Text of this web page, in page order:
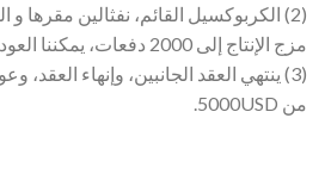
(2) الكربوكسيل القائم، نفثالين مقرها
مزج الإنتاج إلى 2000 دفعات، يمكننا العودة إيداع 10000 دولار؛
(3) ينتهي العقد الجانبين، وإنهاء العقد،
من 5000USD.